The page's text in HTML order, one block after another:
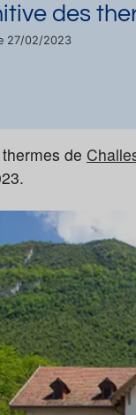
des
27/02/2023
de